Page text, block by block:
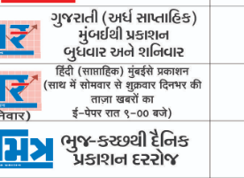
શાળાની છાત્રાઓ અવ્વલ
ઓપનમાંથી ખસી ગયો